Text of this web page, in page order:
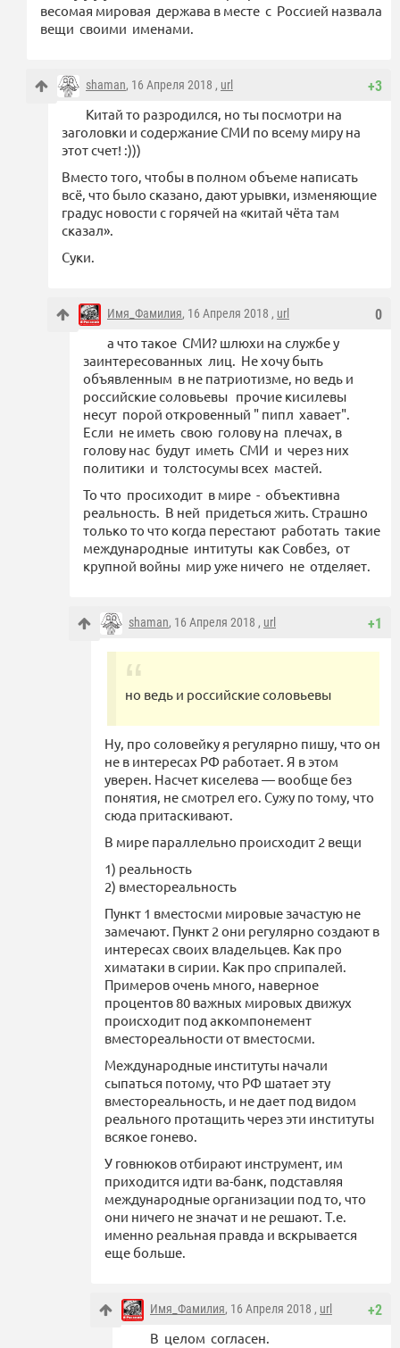
весомая мировая держава в месте с Россией назвала
вещи своими именами.
+3
shaman, 16 Апреля 2018 , url
Китай то разродился, но ты посмотри на
заголовки и содержание СМИ по всему миру на
этот счет! :)))
Вместо того, чтобы в полном объеме написать
всё, что было сказано, дают урывки, изменяющие
градус новости с горячей на «китай чёта там
сказал».
Суки.
0
Имя_Фамилия, 16 Апреля 2018 , url
а что такое СМИ? шлюхи на службе у
заинтересованных лиц. Не хочу быть
объявленным в не патриотизме, но ведь и
российские соловьевы прочие кисилевы
несут порой откровенный " пипл хавает".
Если не иметь свою голову на плечах, в
голову нас будут иметь СМИ и через них
политики и толстосумы всех мастей.
То что просиходит в мире - объективна
реальность. В ней придеться жить. Страшно
только то что когда перестают работать такие
международные интитуты как Совбез, от
крупной войны мир уже ничего не отделяет.
+1
shaman, 16 Апреля 2018 , url
но ведь и российские соловьевы
Ну, про соловейку я регулярно пишу, что он
не в интересах РФ работает. Я в этом
уверен. Насчет киселева — вообще без
понятия, не смотрел его. Сужу по тому, что
сюда притаскивают.
В мире параллельно происходит 2 вещи
1) реальность
2) вместореальность
Пункт 1 вместосми мировые зачастую не
замечают. Пункт 2 они регулярно создают в
интересах своих владельцев. Как про
химатаки в сирии. Как про сприпалей.
Примеров очень много, наверное
процентов 80 важных мировых движух
происходит под аккомпонемент
вместореальности от вместосми.
Международные институты начали
сыпаться потому, что РФ шатает эту
вместореальность, и не дает под видом
реального протащить через эти институты
всякое гонево.
У говнюков отбирают инструмент, им
приходится идти ва-банк, подставляя
международные организации под то, что
они ничего не значат и не решают. Т.е.
именно реальная правда и вскрывается
еще больше.
+2
Имя_Фамилия, 16 Апреля 2018 , url
В целом согласен.